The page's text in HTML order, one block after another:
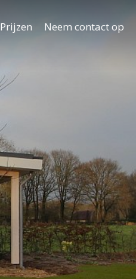
Prijzen Neem contact op